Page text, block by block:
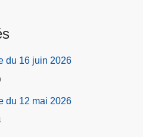
du 16 juin 2026
du 12 mai 2026